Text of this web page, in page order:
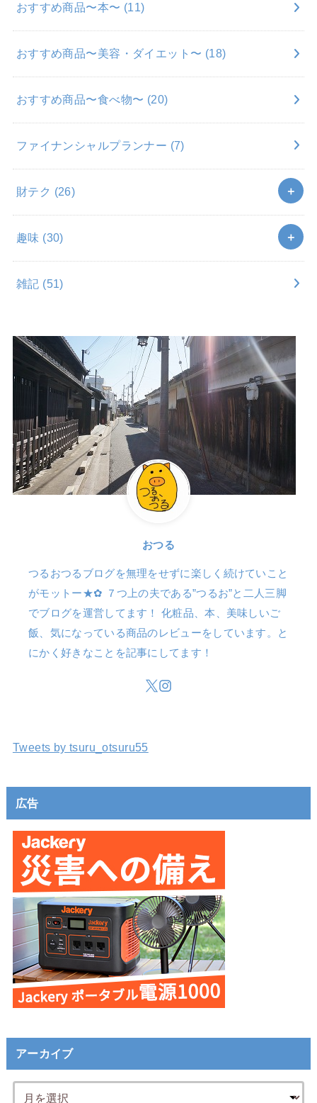
おすすめ商品〜本〜 (11)
おすすめ商品〜美容・ダイエット〜 (18)
おすすめ商品〜食べ物〜 (20)
ファイナンシャルプランナー (7)
財テク (26)
趣味 (30)
雑記 (51)
おつる
つるおつるブログを無理をせずに楽しく続けていこと
がモットー★✿ ７つ上の夫である”つるお”と二人三脚
でブログを運営してます！ 化粧品、本、美味しいご
飯、気になっている商品のレビューをしています。と
にかく好きなことを記事にしてます！
Tweets by tsuru_otsuru55
広告
アーカイブ